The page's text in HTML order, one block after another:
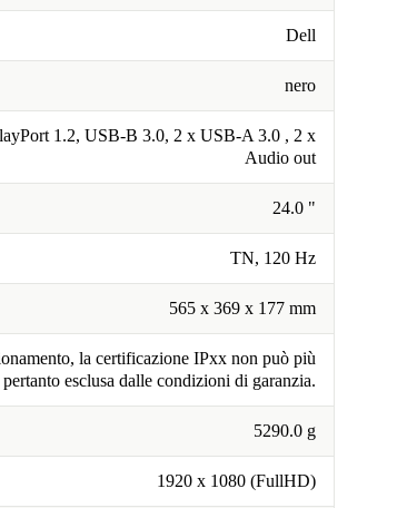
Dell
nero
1.2, USB-B 3.0, 2 x USB-A 3.0 , 2 x
Audio out
24.0 "
TN, 120 Hz
565 x 369 x 177 mm
la certificazione IPxx non può più
pertanto esclusa dalle condizioni di garanzia.
5290.0 g
1920 x 1080 (FullHD)